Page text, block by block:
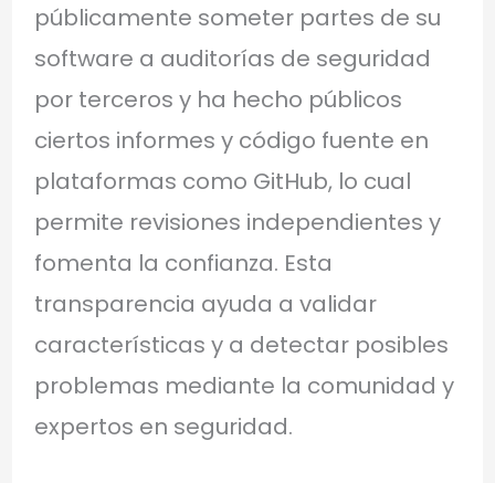
públicamente someter partes de su
software a auditorías de seguridad
por terceros y ha hecho públicos
ciertos informes y código fuente en
plataformas como GitHub, lo cual
permite revisiones independientes y
fomenta la confianza. Esta
transparencia ayuda a validar
características y a detectar posibles
problemas mediante la comunidad y
expertos en seguridad.